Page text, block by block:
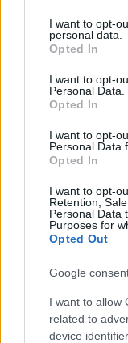
not limited to your
grant or deny
use your data for
consent section.
I want to opt-
personal data.
Opted In
I want to opt-
Personal Data.
Opted In
I want to opt-
Personal Data
Opted In
I want to opt-
Retention,
Personal Data
Purposes for
Opted Out
Google
I want to allow
related to
device
Οι «κόκκινοι